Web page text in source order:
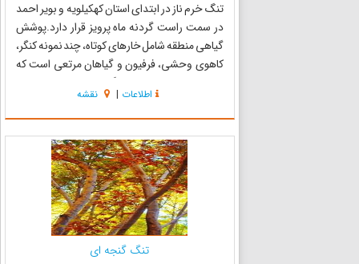
تنگ خرم ناز در ابتدای استان کهکیلویه و بویر احمد
در سمت راست گردنه ماه پرویز قرار دارد.پوشش
گیاهی منطقه شامل خارهای کوتاه، چند نمونه کنگر،
کاهوی وحشی، فرفیون و گیاهان مرتعی است که
خوشبختانه به علت جلوگیری از چرای بی رویه
دام‌ها ،پوشش گیاهی منطقه افزایش پیدا کرده
است.درختان این منطقه شام...
اطلاعات | نقشه
تنگ گنجه ای